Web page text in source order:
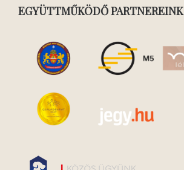
EGYÜTTMŰKÖDŐ PARTNEREINK